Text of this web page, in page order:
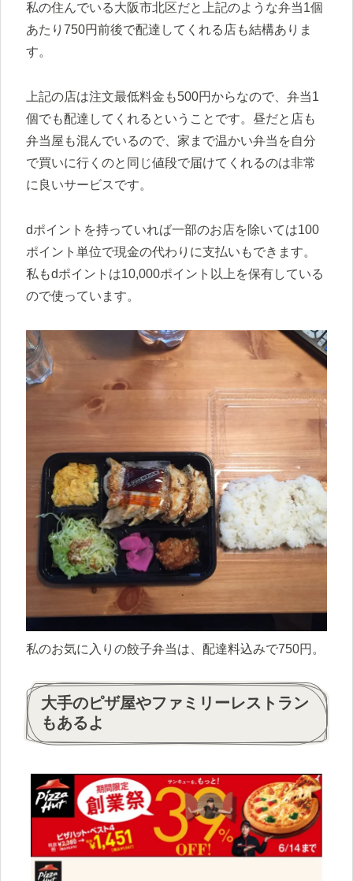
私の住んでいる大阪市北区だと上記のような弁当1個
あたり750円前後で配達してくれる店も結構ありま
す。
上記の店は注文最低料金も500円からなので、弁当1
個でも配達してくれるということです。昼だと店も
弁当屋も混んでいるので、家まで温かい弁当を自分
で買いに行くのと同じ値段で届けてくれるのは非常
に良いサービスです。
dポイントを持っていれば一部のお店を除いては100
ポイント単位で現金の代わりに支払いもできます。
私もdポイントは10,000ポイント以上を保有している
ので使っています。
私のお気に入りの餃子弁当は、配達料込みで750円。
大手のピザ屋やファミリーレストラン
もあるよ